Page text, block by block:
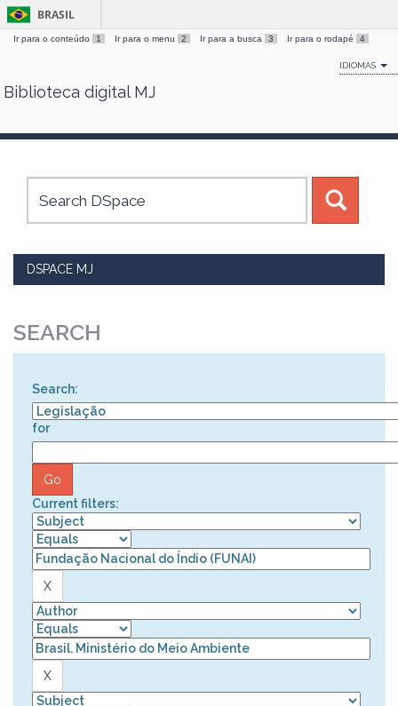
Skip
BRASIL
Ir para o conteúdo 1 Ir para o menu 2 Ir para a busca 3 Ir para o rodapé 4
IDIOMAS
Biblioteca digital MJ
DSPACE MJ
SEARCH
Search:
for
Current filters: